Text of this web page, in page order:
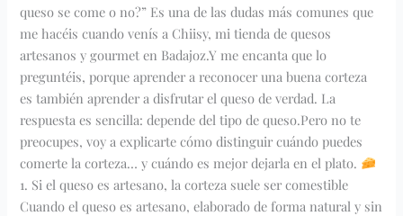
queso se come o no?” Es una de las dudas más comunes que
me hacéis cuando venís a Chiisy, mi tienda de quesos
artesanos y gourmet en Badajoz.Y me encanta que lo
preguntéis, porque aprender a reconocer una buena corteza
es también aprender a disfrutar el queso de verdad. La
respuesta es sencilla: depende del tipo de queso.Pero no te
preocupes, voy a explicarte cómo distinguir cuándo puedes
comerte la corteza… y cuándo es mejor dejarla en el plato.
1. Si el queso es artesano, la corteza suele ser comestible
Cuando el queso es artesano, elaborado de forma natural y sin